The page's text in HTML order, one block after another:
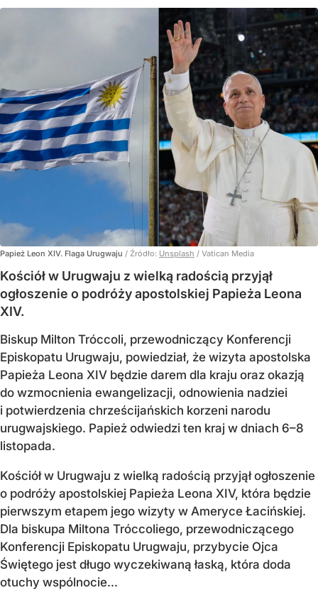
Papież Leon XIV. Flaga Urugwaju / Źródło: Unsplash / Vatican Media
Kościół w Urugwaju z wielką radością przyjął
ogłoszenie o podróży apostolskiej Papieża Leona
XIV.
Biskup Milton Tróccoli, przewodniczący Konferencji
Episkopatu Urugwaju, powiedział, że wizyta apostolska
Papieża Leona XIV będzie darem dla kraju oraz okazją
do wzmocnienia ewangelizacji, odnowienia nadziei
i potwierdzenia chrześcijańskich korzeni narodu
urugwajskiego. Papież odwiedzi ten kraj w dniach 6–8
listopada.
Kościół w Urugwaju z wielką radością przyjął ogłoszenie
o podróży apostolskiej Papieża Leona XIV, która będzie
pierwszym etapem jego wizyty w Ameryce Łacińskiej.
Dla biskupa Miltona Tróccoliego, przewodniczącego
Konferencji Episkopatu Urugwaju, przybycie Ojca
Świętego jest długo wyczekiwaną łaską, która doda
otuchy wspólnocie...